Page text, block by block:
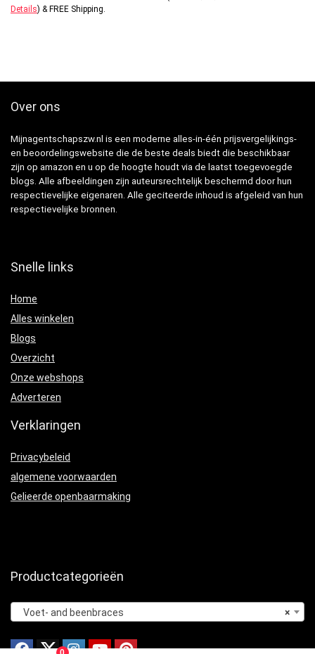
Details) & FREE Shipping.
Over ons
Mijnagentschapszw.nl is een moderne alles-in-één prijsvergelijkings-
en beoordelingswebsite die de beste deals biedt die beschikbaar
zijn op amazon en u op de hoogte houdt via de laatst toegevoegde
blogs. Alle afbeeldingen zijn auteursrechtelijk beschermd door hun
respectievelijke eigenaren. Alle geciteerde inhoud is afgeleid van hun
respectievelijke bronnen.
Snelle links
Home
Alles winkelen
Blogs
Overzicht
Onze webshops
Adverteren
Verklaringen
Privacybeleid
algemene voorwaarden
Gelieerde openbaarmaking
Productcategorieën
×
Voet- and beenbraces